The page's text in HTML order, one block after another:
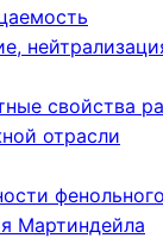
свойства
отрасли
Мартиндейла